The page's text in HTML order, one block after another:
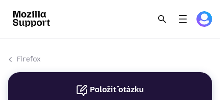
Firefox
Položiť otázku